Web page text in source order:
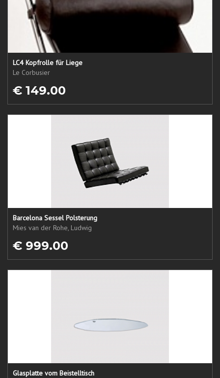
LC4 Kopfrolle für Liege
Le Corbusier
€ 149.00
Barcelona Sessel Polsterung
Mies van der Rohe, Ludwig
€ 999.00
Glasplatte vom Beistelltisch